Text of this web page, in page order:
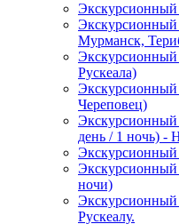
Экскурсионный
Мурманск,
Экскурсионный
Рускеала)
Экскурсионный
Череповец)
Экскурсионный
день / 1 ночь) -
Экскурсионный
Экскурсионный
ночи)
Экскурсионный
Рускеалу.